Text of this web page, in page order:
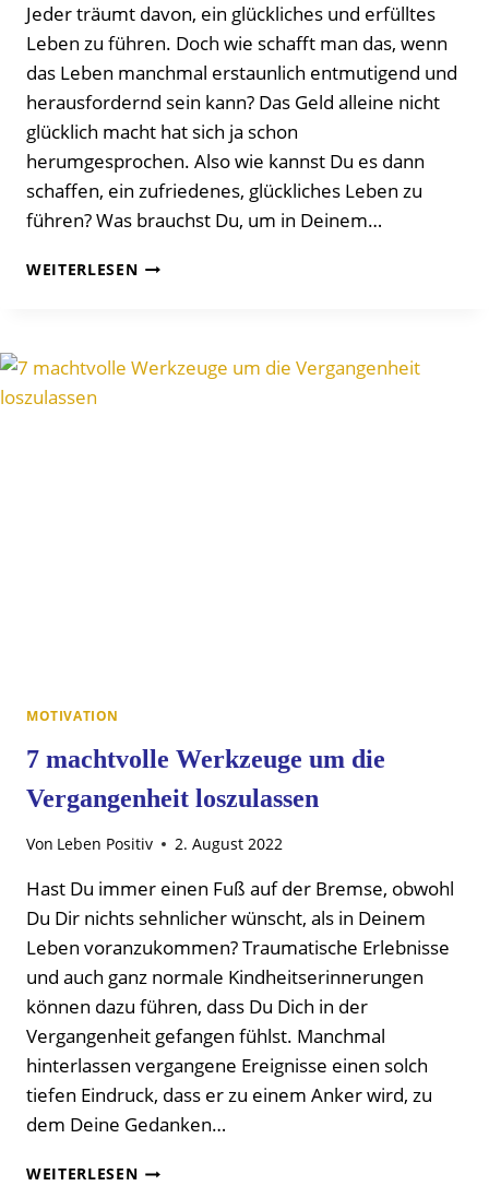
Jeder träumt davon, ein glückliches und erfülltes
Leben zu führen. Doch wie schafft man das, wenn
das Leben manchmal erstaunlich entmutigend und
herausfordernd sein kann? Das Geld alleine nicht
glücklich macht hat sich ja schon
herumgesprochen. Also wie kannst Du es dann
schaffen, ein zufriedenes, glückliches Leben zu
führen? Was brauchst Du, um in Deinem…
WEITERLESEN10
BEMERKENSWERT
MOTIVATION
7 machtvolle Werkzeuge um die
Vergangenheit loszulassen
Von Leben Positiv 2. August 2022
Hast Du immer einen Fuß auf der Bremse, obwohl
Du Dir nichts sehnlicher wünscht, als in Deinem
Leben voranzukommen? Traumatische Erlebnisse
und auch ganz normale Kindheitserinnerungen
können dazu führen, dass Du Dich in der
Vergangenheit gefangen fühlst. Manchmal
hinterlassen vergangene Ereignisse einen solch
tiefen Eindruck, dass er zu einem Anker wird, zu
dem Deine Gedanken…
WEITERLESEN7